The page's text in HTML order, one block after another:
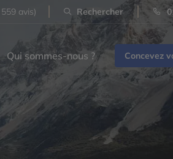
avis) Rechercher
Qui sommes-nous ? Concevez